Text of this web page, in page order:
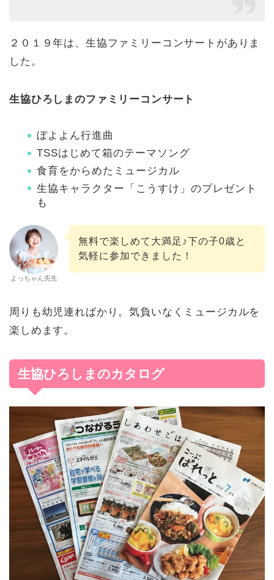
２０１９年は、生協ファミリーコンサートがありま
した。
生協ひろしまのファミリーコンサート
ぼよよん行進曲
TSSはじめて箱のテーマソング
食育をからめたミュージカル
生協キャラクター「こうすけ」のプレゼント
も
よっちゃん先生
無料で楽しめて大満足♪下の子0歳と
気軽に参加できました！
周りも幼児連ればかり。気負いなくミュージカルを
楽しめます。
生協ひろしまのカタログ